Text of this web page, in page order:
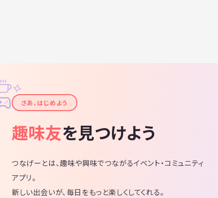
✦
✧
さあ、はじめよう
趣味友を見つけよう
つなげーとは、趣味や興味でつながるイベント・コミュニティ
アプリ。
新しい出会いが、毎日をもっと楽しくしてくれる。